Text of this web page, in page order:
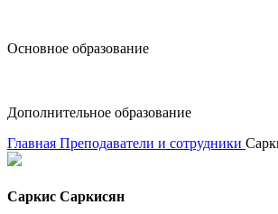
Основное образование
Дополнительное образование
Главная Преподаватели и сотрудники
Саркис Саркисян